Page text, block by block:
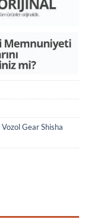
Vozol Gear Shisha